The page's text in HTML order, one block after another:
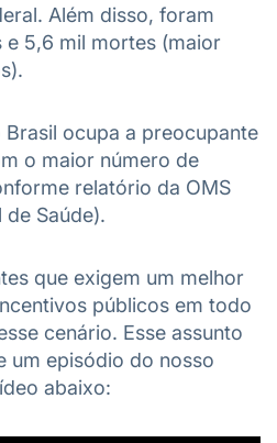
Além disso, foram
e 5,6 mil mortes (maior
ocupa a preocupante
o maior número de
relatório da OMS
Saúde).
que exigem um melhor
públicos em todo
cenário. Esse assunto
um episódio do nosso
abaixo: